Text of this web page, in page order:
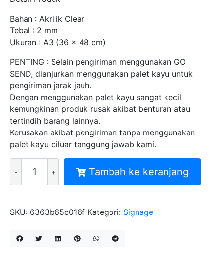
Bahan : Akrilik Clear
Tebal : 2 mm
Ukuran : A3 (36 x 48 cm)
PENTING : Selain pengiriman menggunakan GO
SEND, dianjurkan menggunakan palet kayu untuk
pengiriman jarak jauh.
Dengan menggunakan palet kayu sangat kecil
kemungkinan produk rusak akibat benturan atau
tertindih barang lainnya.
Kerusakan akibat pengiriman tanpa menggunakan
palet kayu diluar tanggung jawab kami.
MITRA
SIGNAGE
BOARD
36X48CM
Tambah ke keranjang
SKU: 6363b65c016f Kategori: Signage